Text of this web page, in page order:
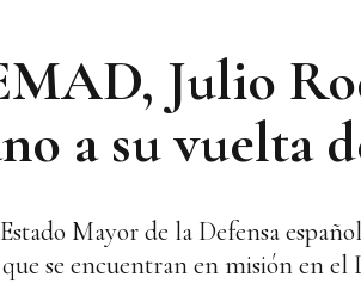
Julio
a su vuelta
Mayor de la Defensa
se encuentran en misión en el